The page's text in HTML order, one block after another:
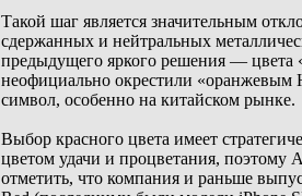
Такой шаг является значительным
сдержанных и нейтральных
предыдущего яркого решения — цвета
неофициально окрестили «оранжевым
символ, особенно на китайском рынке.
Выбор красного цвета имеет
цветом удачи и процветания, поэтому
отметить, что компания и раньше